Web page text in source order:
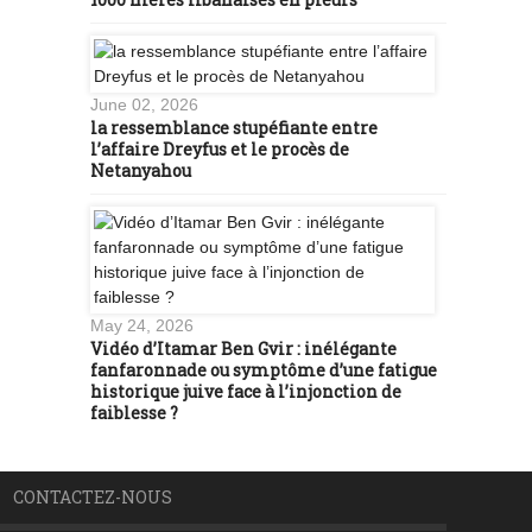
June 02, 2026
la ressemblance stupéfiante entre
l’affaire Dreyfus et le procès de
Netanyahou
May 24, 2026
Vidéo d’Itamar Ben Gvir : inélégante
fanfaronnade ou symptôme d’une fatigue
historique juive face à l’injonction de
faiblesse ?
CONTACTEZ-NOUS